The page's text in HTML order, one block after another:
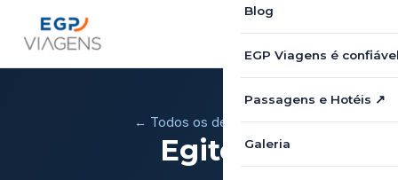
Blog
EGP Viagens é
Passagens e Hotéis ↗
Galeria
← Todos os destinos
Egito